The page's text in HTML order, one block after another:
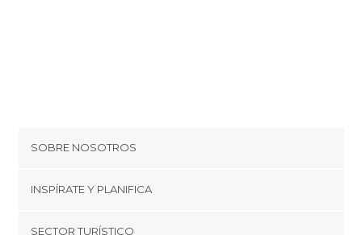
SOBRE NOSOTROS
Cookies
INSPÍRATE Y PLANIFICA
SECTOR TURÍSTICO